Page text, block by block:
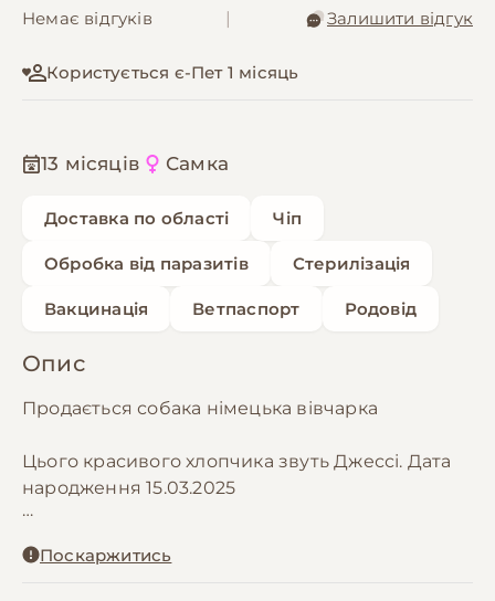
Немає відгуків Залишити відгук
Користується є-Пет 1 місяць
13 місяців Самка
Доставка по області Чіп
Обробка від паразитів Стерилізація
Вакцинація Ветпаспорт Родовід
Опис
Продається собака німецька вівчарка
Цього красивого хлопчика звуть Джессі. Дата
народження 15.03.2025
Поскаржитись